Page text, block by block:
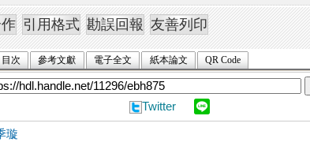
目次 參考文獻 電子全文 紙本論文 QR Code
Twitter
璇